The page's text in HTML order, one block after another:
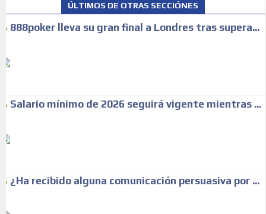
ÚLTIMOS DE OTRAS SECCIÓNES
888poker lleva su gran final a Londres tras supera...
Salario mínimo de 2026 seguirá vigente mientras ...
¿Ha recibido alguna comunicación persuasiva por ...